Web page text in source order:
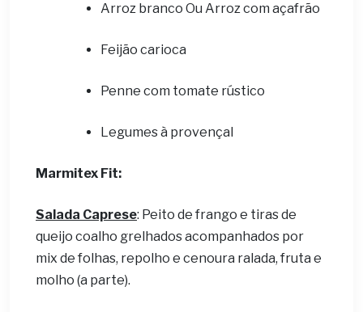
Arroz branco Ou Arroz com açafrão
Feijão carioca
Penne com tomate rústico
Legumes à provençal
Marmitex Fit:
Salada Caprese: Peito de frango e tiras de
queijo coalho grelhados acompanhados por
mix de folhas, repolho e cenoura ralada, fruta e
molho (a parte).